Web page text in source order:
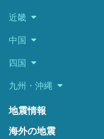
近畿
中国
四国
九州・沖縄
地震情報
海外の地震